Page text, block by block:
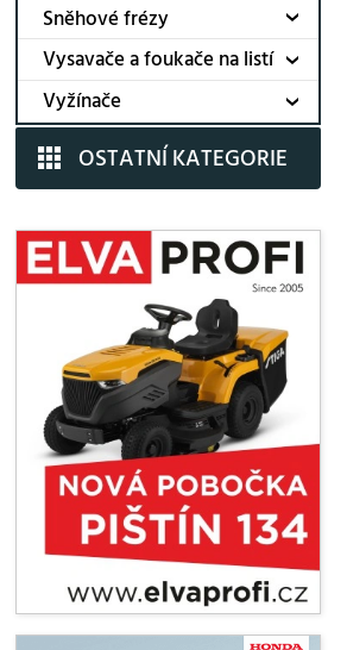
Sněhové frézy
Vysavače a foukače na listí
Vyžínače
OSTATNÍ KATEGORIE